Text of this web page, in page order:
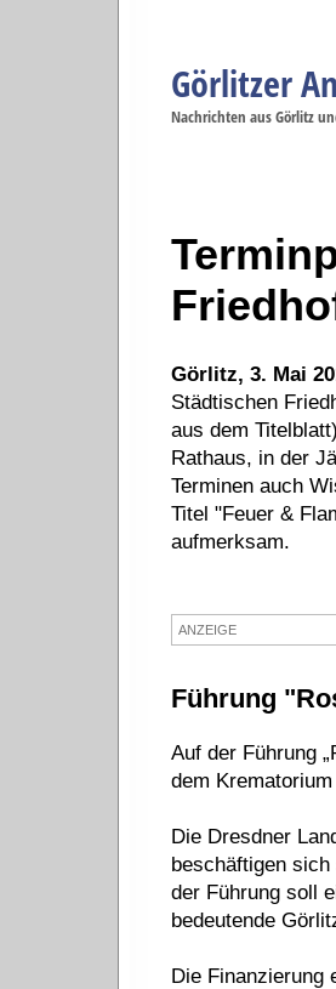
Görlitzer
Nachrichten aus Görlitz
Görlitz, 3. Mai
Städtischen
aus dem
Rathaus, in der
Terminen auch
Titel "Feuer &
aufmerksam.
ANZEIGE
Führung
Auf der Führung
dem
Die Dresdner
beschäftigen
der Führung soll
bedeutende
Die Finanzierung